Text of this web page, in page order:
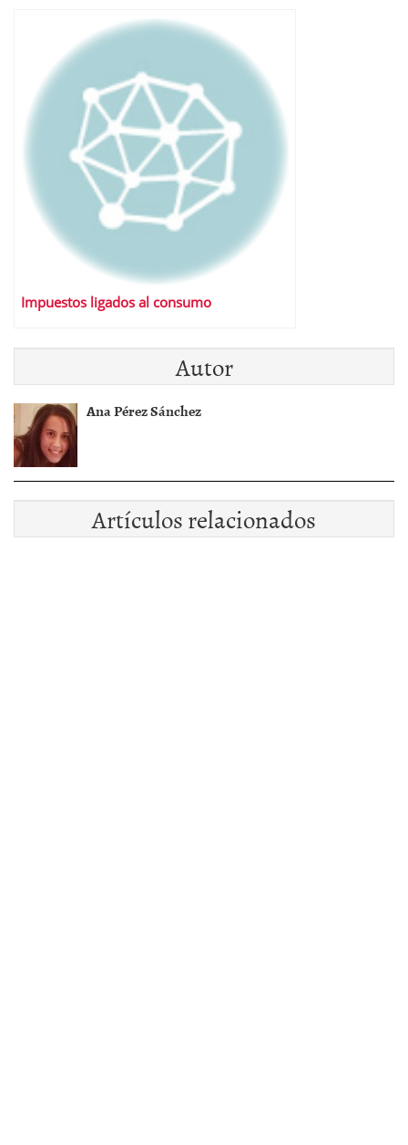
Impuestos ligados al consumo
Autor
Ana Pérez Sánchez
Artículos relacionados